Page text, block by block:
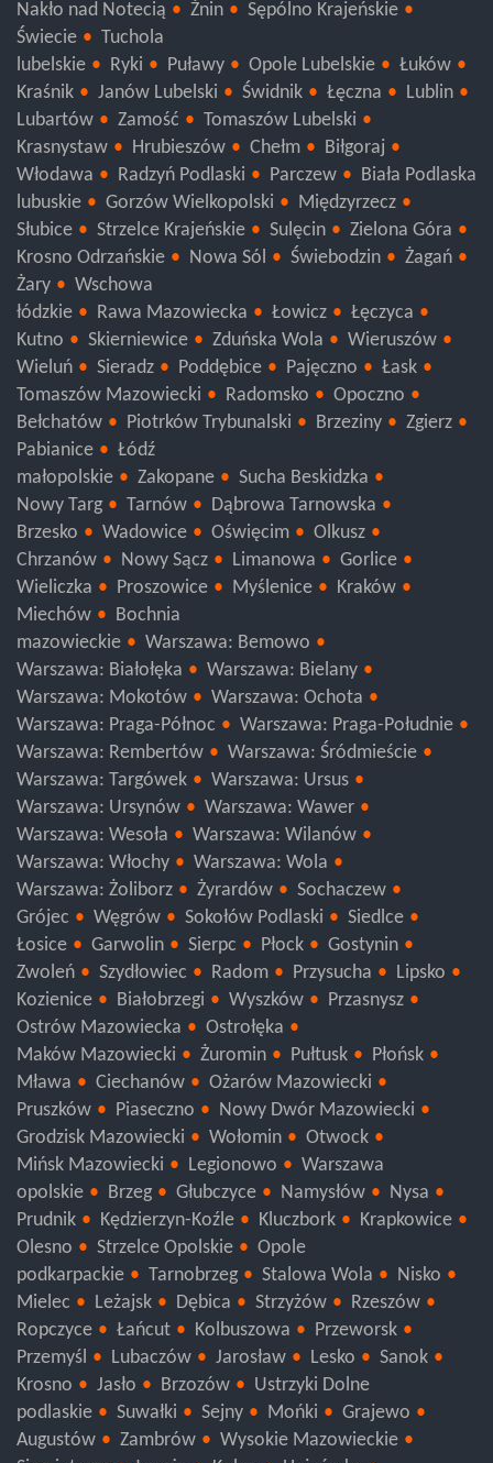
Nakło nad Notecią
Żnin
Sępólno Krajeńskie
Świecie
Tuchola
lubelskie
Ryki Puławy Opole Lubelskie
Łuków
Kraśnik
Janów Lubelski Świdnik Łęczna
Lublin
Lubartów
Zamość
Tomaszów Lubelski
Krasnystaw
Hrubieszów Chełm
Biłgoraj
Włodawa
Radzyń Podlaski Parczew
Biała Podlaska
lubuskie
Gorzów Wielkopolski
Międzyrzecz
Słubice
Strzelce Krajeńskie Sulęcin
Zielona Góra
Krosno Odrzańskie
Nowa Sól Świebodzin
Żagań
Żary
Wschowa
łódzkie
Rawa Mazowiecka Łowicz
Łęczyca
Kutno
Skierniewice Zduńska Wola
Wieruszów
Wieluń
Sieradz Poddębice Pajęczno
Łask
Tomaszów Mazowiecki
Radomsko
Opoczno
Bełchatów
Piotrków Trybunalski Brzeziny
Zgierz
Pabianice
Łódź
małopolskie
Zakopane
Sucha Beskidzka
Nowy Targ
Tarnów
Dąbrowa Tarnowska
Brzesko
Wadowice Oświęcim
Olkusz
Chrzanów
Nowy Sącz Limanowa
Gorlice
Wieliczka
Proszowice Myślenice
Kraków
Miechów
Bochnia
mazowieckie
Warszawa: Bemowo
Warszawa: Białołęka
Warszawa: Bielany
Warszawa: Mokotów
Warszawa: Ochota
Warszawa: Praga-Północ
Warszawa: Praga-Południe
Warszawa: Rembertów
Warszawa: Śródmieście
Warszawa: Targówek
Warszawa: Ursus
Warszawa: Ursynów
Warszawa: Wawer
Warszawa: Wesoła
Warszawa: Wilanów
Warszawa: Włochy
Warszawa: Wola
Warszawa: Żoliborz
Żyrardów
Sochaczew
Grójec
Węgrów Sokołów Podlaski
Siedlce
Łosice
Garwolin Sierpc Płock
Gostynin
Zwoleń
Szydłowiec Radom Przysucha
Lipsko
Kozienice
Białobrzegi Wyszków
Przasnysz
Ostrów Mazowiecka
Ostrołęka
Maków Mazowiecki
Żuromin Pułtusk
Płońsk
Mława
Ciechanów
Ożarów Mazowiecki
Pruszków
Piaseczno
Nowy Dwór Mazowiecki
Grodzisk Mazowiecki
Wołomin
Otwock
Mińsk Mazowiecki
Legionowo
Warszawa
opolskie
Brzeg Głubczyce Namysłów
Nysa
Prudnik
Kędzierzyn-Koźle Kluczbork
Krapkowice
Olesno
Strzelce Opolskie
Opole
podkarpackie
Tarnobrzeg Stalowa Wola
Nisko
Mielec
Leżajsk Dębica Strzyżów
Rzeszów
Ropczyce
Łańcut Kolbuszowa
Przeworsk
Przemyśl
Lubaczów Jarosław Lesko
Sanok
Krosno
Jasło Brzozów
Ustrzyki Dolne
podlaskie
Suwałki Sejny Mońki
Grajewo
Augustów
Zambrów
Wysokie Mazowieckie